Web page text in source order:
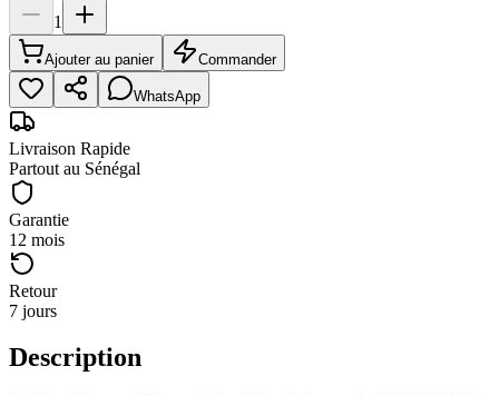
1
Ajouter au panier Commander
WhatsApp
Livraison Rapide
Partout au Sénégal
Garantie
12 mois
Retour
7 jours
Description